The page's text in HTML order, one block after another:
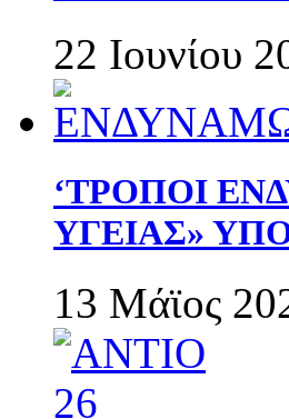
22 Ιουνίου
‘ΤΡΟΠΟΙ
ΥΓΕΙΑΣ»
13 Μάϊος